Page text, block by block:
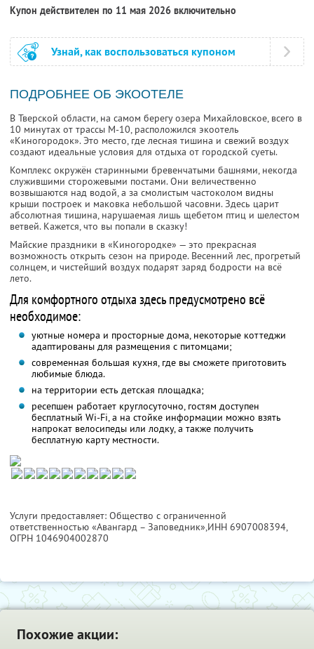
Купон действителен по 11 мая 2026 включительно
Узнай, как воспользоваться купоном
ПОДРОБНЕЕ ОБ ЭКООТЕЛЕ
В Тверской области, на самом берегу озера Михайловское, всего в
10 минутах от трассы М-10, расположился экоотель
«Киногородок». Это место, где лесная тишина и свежий воздух
создают идеальные условия для отдыха от городской суеты.
Комплекс окружён старинными бревенчатыми башнями, некогда
служившими сторожевыми постами. Они величественно
возвышаются над водой, а за смолистым частоколом видны
крыши построек и маковка небольшой часовни. Здесь царит
абсолютная тишина, нарушаемая лишь щебетом птиц и шелестом
ветвей. Кажется, что вы попали в сказку!
Майские праздники в «Киногородке» — это прекрасная
возможность открыть сезон на природе. Весенний лес, прогретый
солнцем, и чистейший воздух подарят заряд бодрости на всё
лето.
Для комфортного отдыха здесь предусмотрено всё
необходимое:
уютные номера и просторные дома, некоторые коттеджи
адаптированы для размещения с питомцами;
современная большая кухня, где вы сможете приготовить
любимые блюда.
на территории есть детская площадка;
ресепшен работает круглосуточно, гостям доступен
бесплатный Wi-Fi, а на стойке информации можно взять
напрокат велосипеды или лодку, а также получить
бесплатную карту местности.
Услуги предоставляет: Общество с ограниченной
ответственностью «Авангард – Заповедник»,ИНН 6907008394,
ОГРН 1046904002870
Похожие акции: